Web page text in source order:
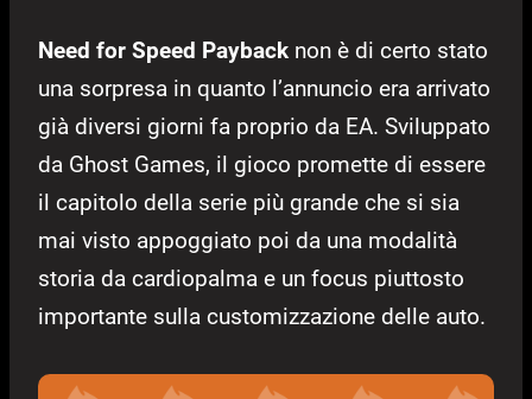
Need for Speed Payback non è di certo stato
una sorpresa in quanto l’annuncio era arrivato
già diversi giorni fa proprio da EA. Sviluppato
da Ghost Games, il gioco promette di essere
il capitolo della serie più grande che si sia
mai visto appoggiato poi da una modalità
storia da cardiopalma e un focus piuttosto
importante sulla customizzazione delle auto.